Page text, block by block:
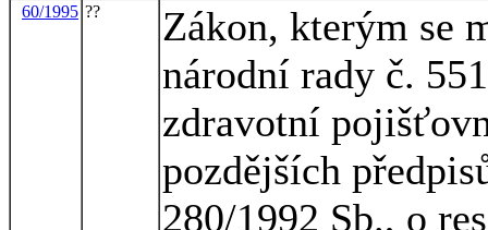
60/1995 ??
Zákon, kterým se
národní rady č.
zdravotní
pozdějších
280/1992 Sb., o